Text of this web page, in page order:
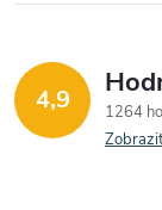
4,9
1264